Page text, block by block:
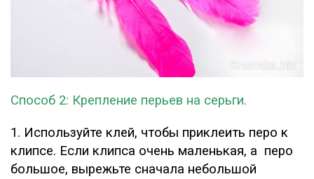
Способ 2: Крепление перьев на серьги.
1. Используйте клей, чтобы приклеить перо к
клипсе. Если клипса очень маленькая, а перо
большое, вырежьте сначала небольшой